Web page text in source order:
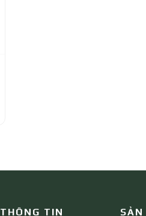
THÔNG TIN SẢN